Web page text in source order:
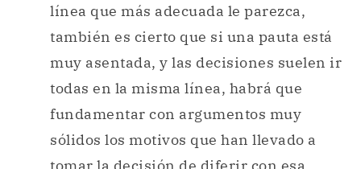
línea que más adecuada le parezca,
también es cierto que si una pauta está
muy asentada, y las decisiones suelen ir
todas en la misma línea, habrá que
fundamentar con argumentos muy
sólidos los motivos que han llevado a
tomar la decisión de diferir con esa